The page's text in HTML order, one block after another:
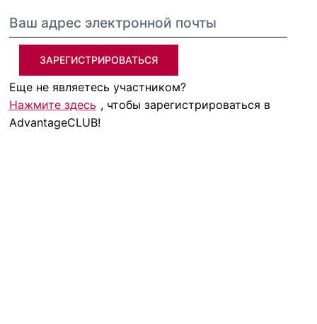
ЗАРЕГИСТРИРОВАТЬСЯ
Еще не являетесь участником?
Нажмите здесь , чтобы зарегистрироваться в
AdvantageCLUB!